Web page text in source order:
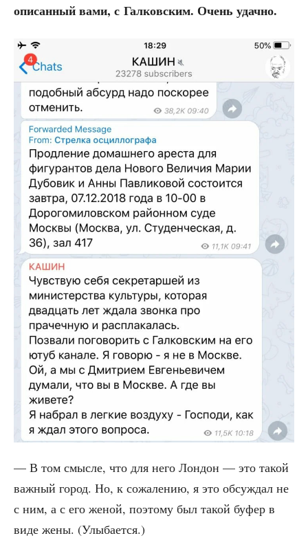
опи­сан­ный вами, с Гал­ков­ским. Очень удачно.
— В том смыс­ле, что для него Лон­дон — это такой
важ­ный город. Но, к сожа­ле­нию, я это обсуж­дал не
с ним, а с его женой, поэто­му был такой буфер в
виде жены. (Улы­ба­ет­ся.)